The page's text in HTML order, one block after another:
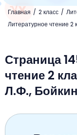
Главная 2 класс
Литературное чтение 2
1 класс
3 класс
4 класс
Страница
чтение 2
Л.Ф.,